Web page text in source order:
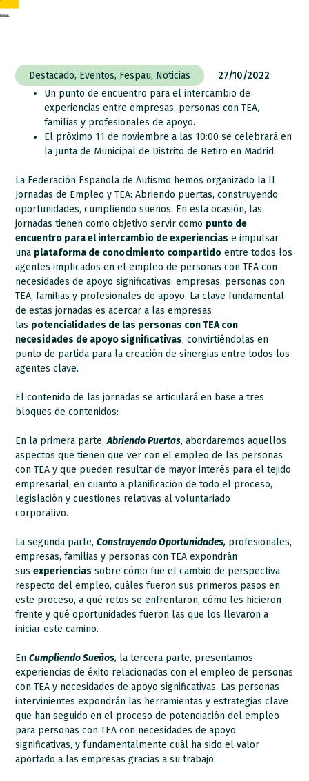
Destacado, Eventos, Fespau, Noticias
27/10/2022
Un punto de encuentro para el intercambio de
experiencias entre empresas, personas con TEA,
familias y profesionales de apoyo.
El próximo 11 de noviembre a las 10:00 se celebrará en
la Junta de Municipal de Distrito de Retiro en Madrid.
La Federación Española de Autismo hemos organizado la II
Jornadas de Empleo y TEA: Abriendo puertas, construyendo
oportunidades, cumpliendo sueños. En esta ocasión, las
jornadas tienen como objetivo servir como punto de
encuentro para el intercambio de experiencias e impulsar
una plataforma de conocimiento compartido entre todos los
agentes implicados en el empleo de personas con TEA con
necesidades de apoyo significativas: empresas, personas con
TEA, familias y profesionales de apoyo. La clave fundamental
de estas jornadas es acercar a las empresas
las potencialidades de las personas con TEA con
necesidades de apoyo significativas, convirtiéndolas en
punto de partida para la creación de sinergias entre todos los
agentes clave.
El contenido de las jornadas se articulará en base a tres
bloques de contenidos:
En la primera parte,Abriendo Puertas, abordaremos aquellos
aspectos que tienen que ver con el empleo de las personas
con TEA y que pueden resultar de mayor interés para el tejido
empresarial, en cuanto a planificación de todo el proceso,
legislación y cuestiones relativas al voluntariado
corporativo.
La segunda parte,Construyendo Oportunidades, profesionales,
empresas, familias y personas con TEA expondrán
susexperiencias sobre cómo fue el cambio de perspectiva
respecto del empleo, cuáles fueron sus primeros pasos en
este proceso, a qué retos se enfrentaron, cómo les hicieron
frente y qué oportunidades fueron las que los llevaron a
iniciar este camino.
EnCumpliendo Sueños, la tercera parte, presentamos
experiencias de éxito relacionadas con el empleo de personas
con TEA y necesidades de apoyo significativas. Las personas
intervinientes expondrán las herramientas y estrategias clave
que han seguido en el proceso de potenciación del empleo
para personas con TEA con necesidades de apoyo
significativas, y fundamentalmente cuál ha sido el valor
aportado a las empresas gracias a su trabajo.